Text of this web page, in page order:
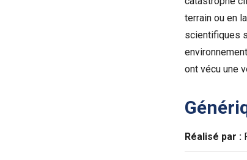
terrain ou en
scientifiques
ont vécu une
Réalisé par :